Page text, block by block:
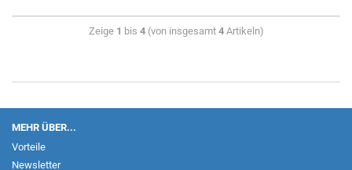
Zeige 1 bis 4(von insgesamt 4Artikeln)
MEHR ÜBER...
Vorteile
Newsletter